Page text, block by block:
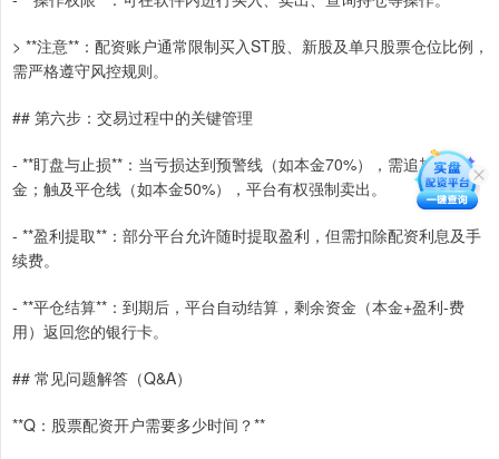
> **注意**：配资账户通常限制买入ST股、新股及单只股票仓位比例，
需严格遵守风控规则。
## 第六步：交易过程中的关键管理
- **盯盘与止损**：当亏损达到预警线（如本金70%），需追加保证
金；触及平仓线（如本金50%），平台有权强制卖出。
- **盈利提取**：部分平台允许随时提取盈利，但需扣除配资利息及手
续费。
- **平仓结算**：到期后，平台自动结算，剩余资金（本金+盈利-费
用）返回您的银行卡。
## 常见问题解答（Q&A）
**Q：股票配资开户需要多少时间？**